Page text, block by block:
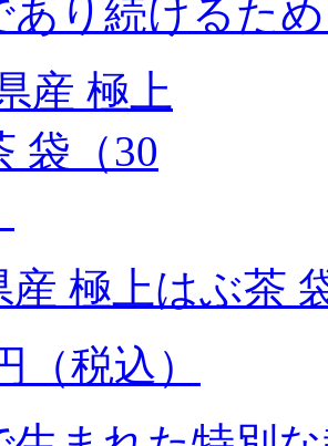
あり続けるた
産 極上はぶ茶
（税込）